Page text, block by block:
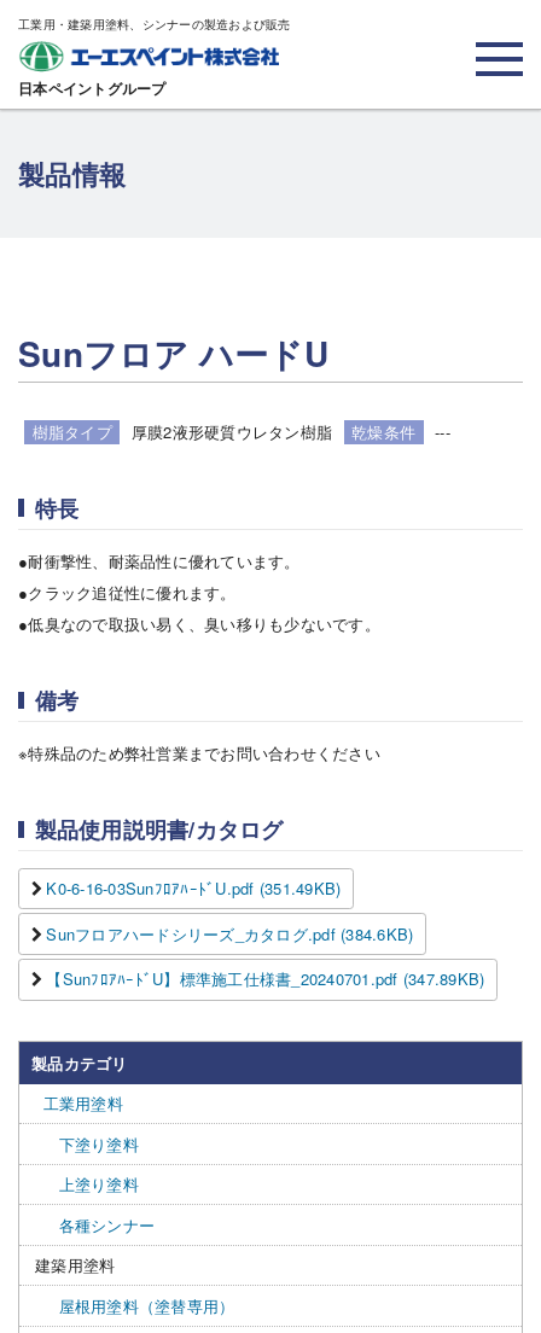
工業用・建築用塗料、シンナーの製造および販売
日本ペイントグループ
製品情報
Sunフロア ハードU
樹脂タイプ 厚膜2液形硬質ウレタン樹脂 乾燥条件 ---
特長
●耐衝撃性、耐薬品性に優れています。
●クラック追従性に優れます。
●低臭なので取扱い易く、臭い移りも少ないです。
備考
※特殊品のため弊社営業までお問い合わせください
製品使用説明書/カタログ
K0-6-16-03SunﾌﾛｱﾊｰﾄﾞU.pdf (351.49KB)
Sunフロアハードシリーズ_カタログ.pdf (384.6KB)
【SunﾌﾛｱﾊｰﾄﾞU】標準施工仕様書_20240701.pdf (347.89KB)
製品カテゴリ
工業用塗料
下塗り塗料
上塗り塗料
各種シンナー
建築用塗料
屋根用塗料（塗替専用）